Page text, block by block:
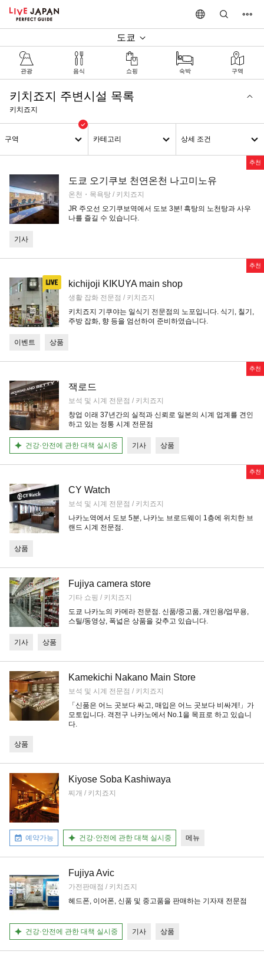
도쿄
관광 음식 쇼핑 숙박 구역
키치죠지 주변시설 목록
키치죠지
구역 카테고리 상세 조건
추천
도쿄 오기쿠보 천연온천 나고미노유
온천・목욕탕 / 키치죠지
JR 주오선 오기쿠보역에서 도보 3분! 흑탕의 노천탕과 사우
나를 즐길 수 있습니다.
기사
추천
kichijoji KIKUYA main shop
생활 잡화 전문점 / 키치죠지
키치죠지 기쿠야는 일식기 전문점의 노포입니다. 식기, 칠기,
주방 잡화, 향 등을 엄선하여 준비하였습니다.
이벤트 상품
추천
잭로드
보석 및 시계 전문점 / 키치죠지
창업 이래 37년간의 실적과 신뢰로 일본의 시계 업계를 견인
하고 있는 정통 시계 전문점
건강·안전에 관한 대책 실시중 기사 상품
추천
CY Watch
보석 및 시계 전문점 / 키치죠지
나카노역에서 도보 5분, 나카노 브로드웨이 1층에 위치한 브
랜드 시계 전문점.
상품
Fujiya camera store
기타 쇼핑 / 키치죠지
도쿄 나카노의 카메라 전문점. 신품/중고품, 개인용/업무용,
스틸/동영상, 폭넓은 상품을 갖추고 있습니다.
기사 상품
Kamekichi Nakano Main Store
보석 및 시계 전문점 / 키치죠지
「신품은 어느 곳보다 싸고, 매입은 어느 곳보다 비싸게!」가
모토입니다. 격전구 나카노에서 No.1을 목표로 하고 있습니
다.
상품
Kiyose Soba Kashiwaya
찌개 / 키치죠지
예약가능 건강·안전에 관한 대책 실시중 메뉴
Fujiya Avic
가전판매점 / 키치죠지
헤드폰, 이어폰, 신품 및 중고품을 판매하는 기자재 전문점
건강·안전에 관한 대책 실시중 기사 상품